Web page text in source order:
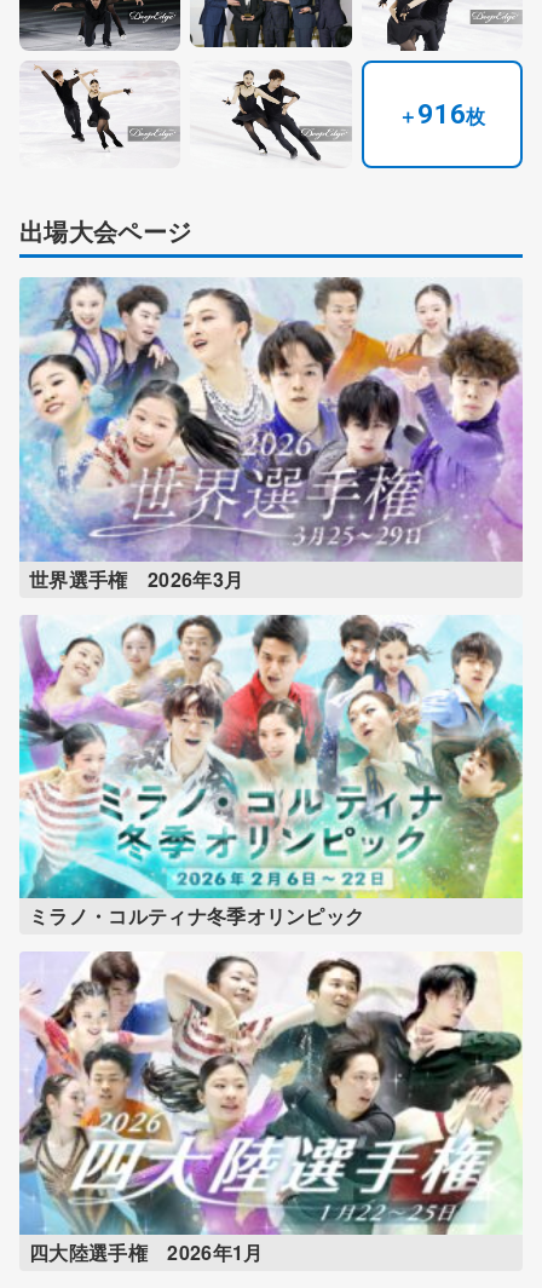
＋916枚
出場大会ページ
世界選手権 2026年3月
ミラノ・コルティナ冬季オリンピック
四大陸選手権 2026年1月